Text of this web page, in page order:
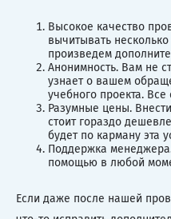
Высокое качество
вычитывать
произведем
Анонимность. Вам не
узнает о вашем
учебного проекта.
Разумные цены.
стоит гораздо
будет по карману эта
Поддержка
помощью в любой
Если даже после нашей